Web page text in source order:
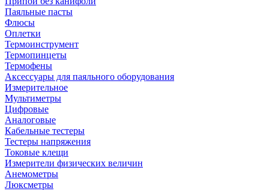
Паяльные пасты
Флюсы
Оплетки
Термоинструмент
Термопинцеты
Термофены
Аксессуары для паяльного оборудования
Измерительное
Мультиметры
Цифровые
Аналоговые
Кабельные тестеры
Тестеры напряжения
Токовые клещи
Измерители физических величин
Анемометры
Люксметры